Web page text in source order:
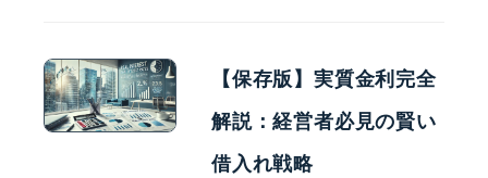
【保存版】実質金利完全
解説：経営者必見の賢い
借入れ戦略